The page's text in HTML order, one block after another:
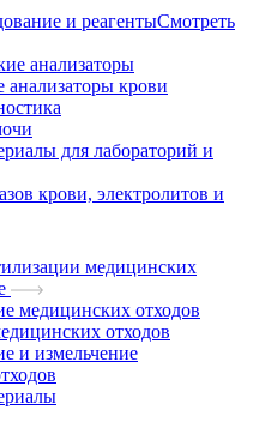
и реагентыСмотреть
анализаторы
анализаторы крови
для лабораторий и
крови, электролитов и
медицинских
медицинских отходов
отходов
и измельчение